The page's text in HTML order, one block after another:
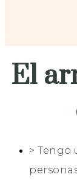
El
> Tengo